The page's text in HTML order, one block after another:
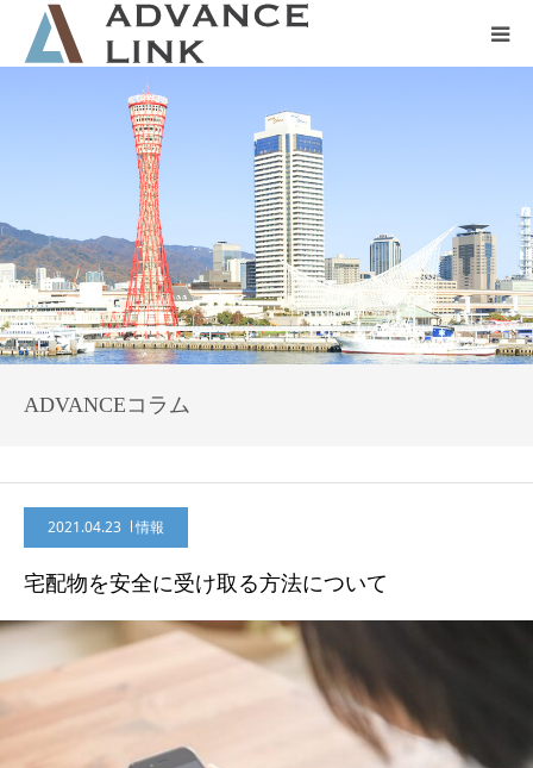
ADVANCEコラム
2021.04.23 情報
宅配物を安全に受け取る方法について
会社概要
ネット保険
事業保険